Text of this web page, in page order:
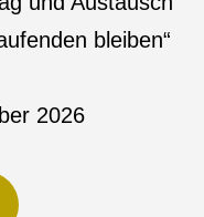
bleiben“
2026